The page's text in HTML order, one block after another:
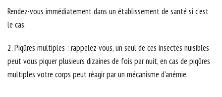
Rendez-vous immédiatement dans un établissement de santé si c’est
le cas.
2. Piqûres multiples : rappelez-vous, un seul de ces insectes nuisibles
peut vous piquer plusieurs dizaines de fois par nuit, en cas de piqûres
multiples votre corps peut réagir par un mécanisme d’anémie.